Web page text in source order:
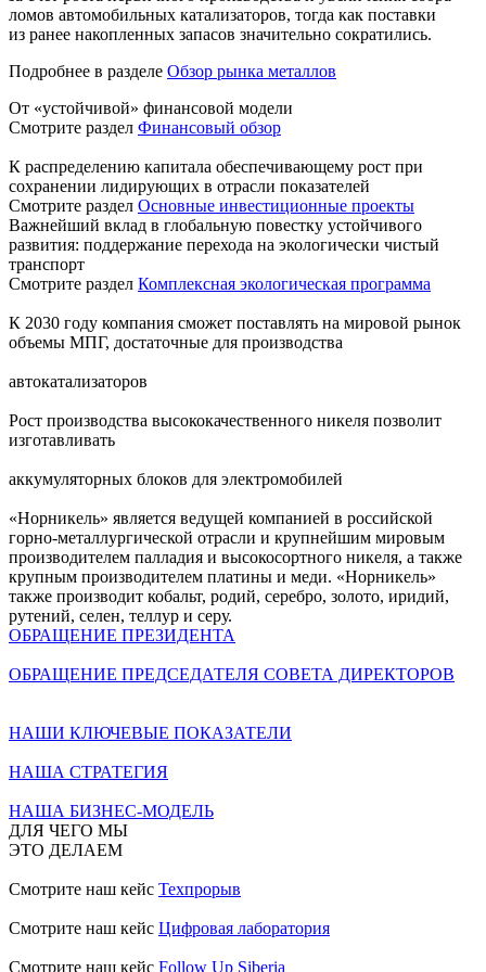
ломов автомобильных катализаторов, тогда как поставки
из ранее накопленных запасов значительно сократились.
Подробнее в разделе Обзор рынка металлов
От «устойчивой» финансовой модели
Смотрите раздел Финансовый обзор
К распределению капитала обеспечивающему рост при
сохранении лидирующих в отрасли показателей
Смотрите раздел Основные инвестиционные проекты
Важнейший вклад в глобальную повестку устойчивого
развития: поддержание перехода на экологически чистый
транспорт
Смотрите раздел Комплексная экологическая программа
К 2030 году компания сможет поставлять на мировой рынок
объемы МПГ, достаточные для производства
автокатализаторов
Рост производства высококачественного никеля позволит
изготавливать
аккумуляторных блоков для электромобилей
«Норникель» является ведущей компанией в российской
горно-металлургической отрасли и крупнейшим мировым
производителем палладия и высокосортного никеля, а также
крупным производителем платины и меди. «Норникель»
также производит кобальт, родий, серебро, золото, иридий,
рутений, селен, теллур и серу.
ОБРАЩЕНИЕ ПРЕЗИДЕНТА
ОБРАЩЕНИЕ ПРЕДСЕДАТЕЛЯ СОВЕТА ДИРЕКТОРОВ
НАШИ КЛЮЧЕВЫЕ ПОКАЗАТЕЛИ
НАША СТРАТЕГИЯ
НАША БИЗНЕС-МОДЕЛЬ
ДЛЯ ЧЕГО МЫ
ЭТО ДЕЛАЕМ
Смотрите наш кейс Техпрорыв
Смотрите наш кейс Цифровая лаборатория
Смотрите наш кейс Follow Up Siberia